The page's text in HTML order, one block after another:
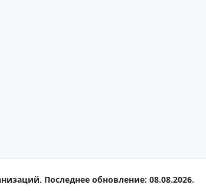
Последнее обновление: 08.08.2026.